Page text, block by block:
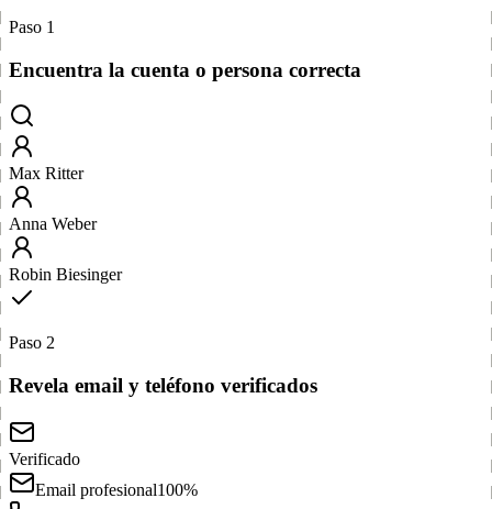
Paso 1
Encuentra la cuenta o persona correcta
Max Ritter
Anna Weber
Robin Biesinger
Paso 2
Revela email y teléfono verificados
Verificado
Email profesional100%